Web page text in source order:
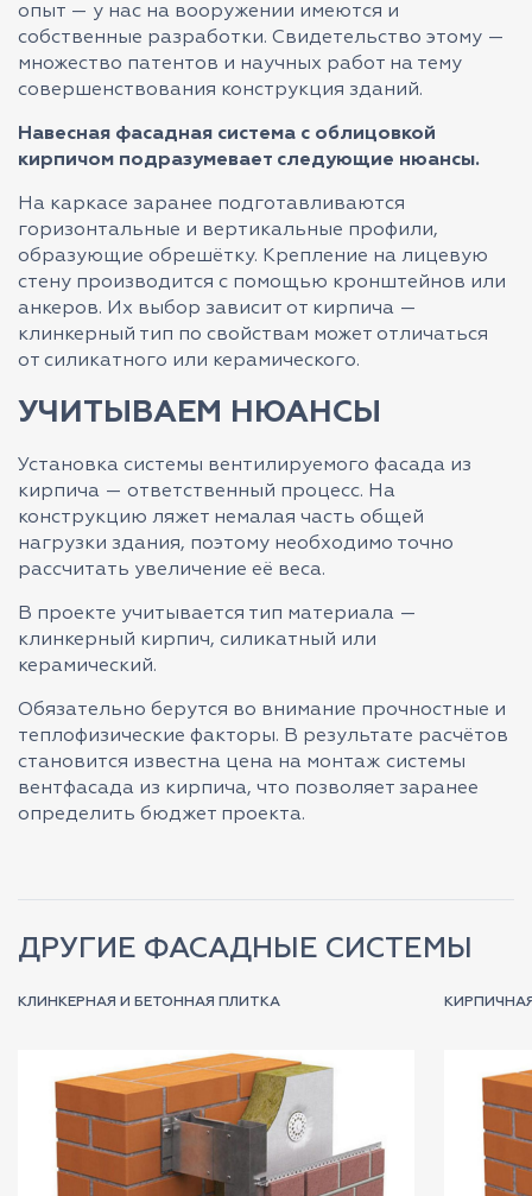
опыт — у нас на вооружении имеются и
собственные разработки. Свидетельство этому —
множество патентов и научных работ на тему
совершенствования конструкция зданий.
Навесная фасадная система с облицовкой
кирпичом подразумевает следующие нюансы.
На каркасе заранее подготавливаются
горизонтальные и вертикальные профили,
образующие обрешётку. Крепление на лицевую
стену производится с помощью кронштейнов или
анкеров. Их выбор зависит от кирпича —
клинкерный тип по свойствам может отличаться
от силикатного или керамического.
УЧИТЫВАЕМ НЮАНСЫ
Установка системы вентилируемого фасада из
кирпича — ответственный процесс. На
конструкцию ляжет немалая часть общей
нагрузки здания, поэтому необходимо точно
рассчитать увеличение её веса.
В проекте учитывается тип материала —
клинкерный кирпич, силикатный или
керамический.
Обязательно берутся во внимание прочностные и
теплофизические факторы. В результате расчётов
становится известна цена на монтаж системы
вентфасада из кирпича, что позволяет заранее
определить бюджет проекта.
ДРУГИЕ ФАСАДНЫЕ СИСТЕМЫ
КЛИНКЕРНАЯ И БЕТОННАЯ ПЛИТКА